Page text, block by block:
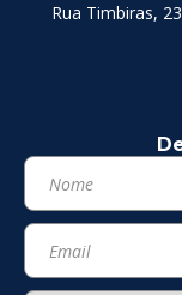
Rua Timbiras,